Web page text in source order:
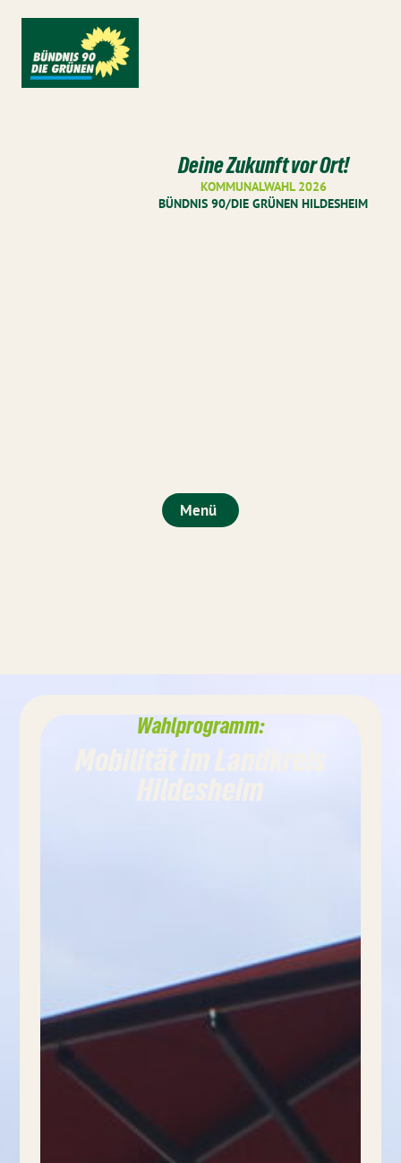
Deine Zukunft vor Ort!
KOMMUNALWAHL 2026
BÜNDNIS 90/DIE GRÜNEN HILDESHEIM
Menü
Wahlprogramm: